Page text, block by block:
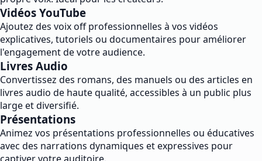
Vidéos YouTube
Ajoutez des voix off professionnelles à vos vidéos
explicatives, tutoriels ou documentaires pour améliorer
l'engagement de votre audience.
Livres Audio
Convertissez des romans, des manuels ou des articles en
livres audio de haute qualité, accessibles à un public plus
large et diversifié.
Présentations
Animez vos présentations professionnelles ou éducatives
avec des narrations dynamiques et expressives pour